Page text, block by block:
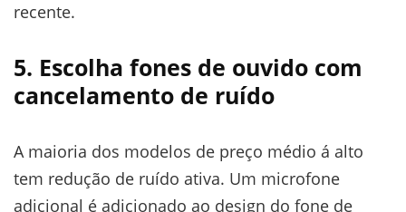
recente.
5. Escolha fones de ouvido com
cancelamento de ruído
A maioria dos modelos de preço médio á alto
tem redução de ruído ativa. Um microfone
adicional é adicionado ao design do fone de